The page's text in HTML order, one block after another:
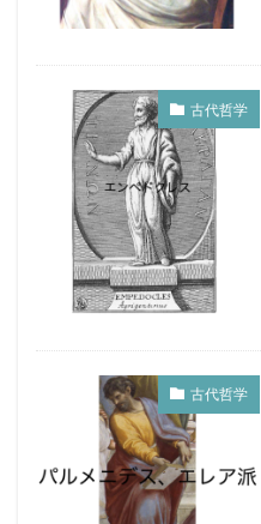
古代哲学
古代哲学